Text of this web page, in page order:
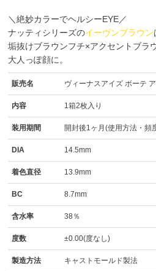
＼絶妙カラーでヘルシーEYE／
ナッティシリーズのイーヴンブラウン
垢抜けブラウンフチ×アクセントブラ
大人っぽ顔に。
販売名 ヴィーナスアイズ ボーテ
内容 1箱2枚入り
装用期間 開封後1ヶ月(使用方法・頻
DIA 14.5mm
着色直径 13.9mm
BC 8.7mm
含水率 38％
度数 ±0.00(度なし)
製造方法 キャストモールド製法